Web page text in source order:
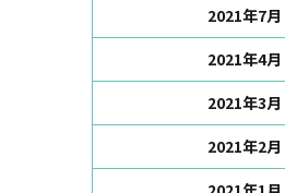
2021年7月
2021年4月
2021年3月
2021年2月